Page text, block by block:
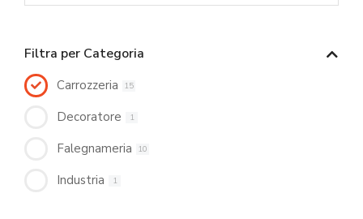
Filtra per Categoria
Carrozzeria 15
Decoratore 1
Falegnameria 10
Industria 1